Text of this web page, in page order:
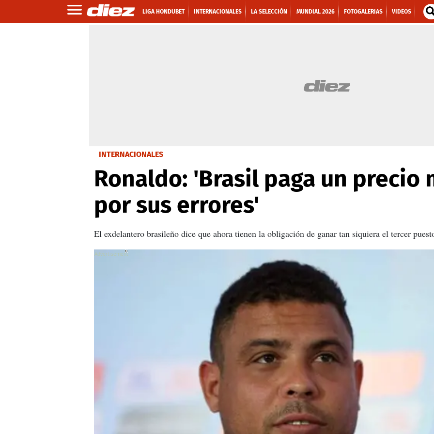
LIGA HONDUBET INTERNACIONALES LA SELECCIÓN MUNDIAL 2026 FOTOGALERIAS VIDEOS
INTERNACIONALES
Ronaldo: 'Brasil paga un precio
por sus errores'
El exdelantero brasileño dice que ahora tienen la obligación de ganar tan siquiera el tercer
X